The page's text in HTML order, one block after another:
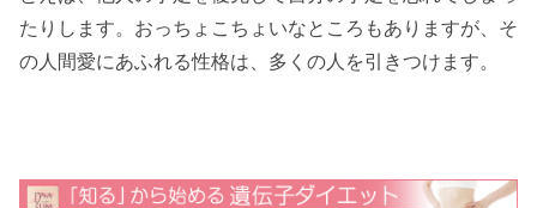
たりします。おっちょこちょいなところもありますが、そ
の人間愛にあふれる性格は、多くの人を引きつけます。